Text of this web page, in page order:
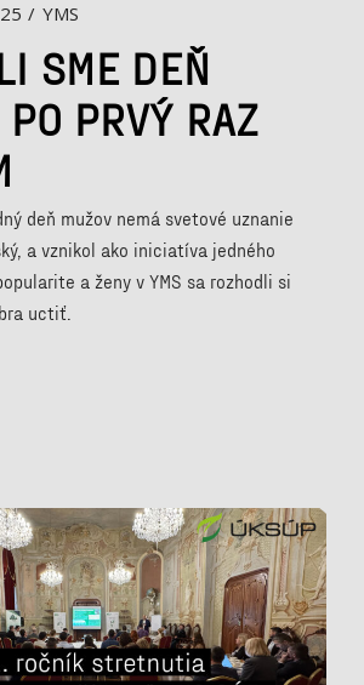
YMS
SME DEŇ
PO PRVÝ RAZ
deň mužov nemá svetové uznanie
a vznikol ako iniciatíva jedného
a ženy v YMS sa rozhodli si
uctiť.